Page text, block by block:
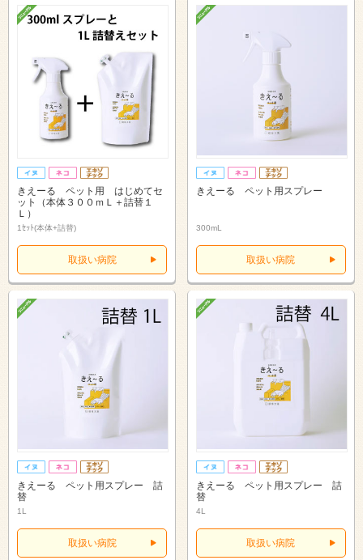
きえーる ペット用 はじめてセ
ット（本体３００ｍＬ＋詰替１
Ｌ）
1ｾｯﾄ(本体+詰替)
取扱い病院
きえーる ペット用スプレー
300mL
取扱い病院
きえーる ペット用スプレー 詰
替
1L
取扱い病院
きえーる ペット用スプレー 詰
替
4L
取扱い病院